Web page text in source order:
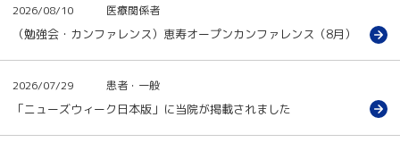
2026/08/10 医療関係者
（勉強会・カンファレンス）恵寿オープンカンファレンス（8月）
2026/07/29 患者・一般
「ニューズウィーク日本版」に当院が掲載されました